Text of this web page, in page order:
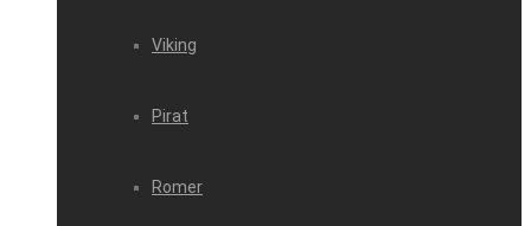
Viking
Pirat
Romer